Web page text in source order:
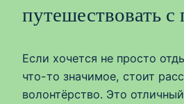
путешествовать с
Если хочется не просто
что-то значимое, стоит
волонтёрство. Это